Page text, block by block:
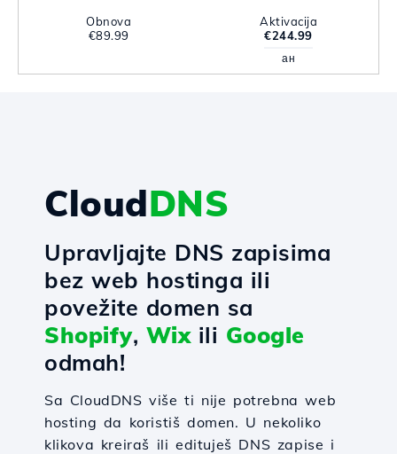
Obnova
€89.99
Aktivacija
€244.99
ан
CloudDNS
Upravljajte DNS zapisima
bez web hostinga ili
povežite domen sa
Shopify, Wixili Google
odmah!
Sa CloudDNS više ti nije potrebna web
hosting da koristiš domen. U nekoliko
klikova kreiraš ili edituješ DNS zapise i